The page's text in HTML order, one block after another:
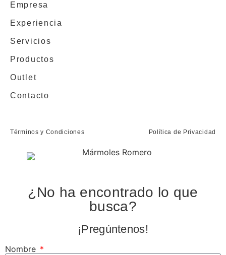
Empresa
Experiencia
Servicios
Productos
Outlet
Contacto
Términos y Condiciones Política de Privacidad
¿No ha encontrado lo que
busca?
¡Pregúntenos!
Nombre